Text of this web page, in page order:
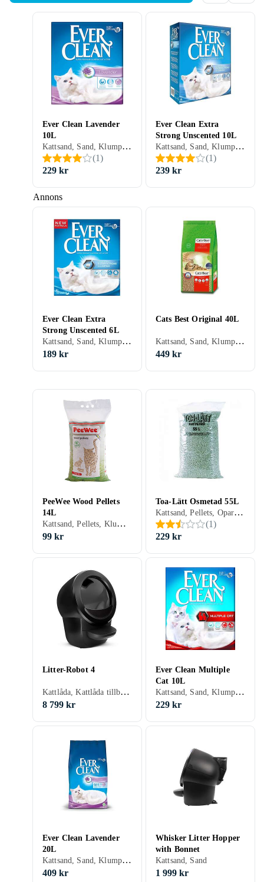
Annons
Ever Clean Lavender
10L
Kattsand, Sand, Klumpbildande, Oparfymerad, Parfymerad, 10 liter
(1)
229 kr
Ever Clean Extra
Strong Unscented 10L
Kattsand, Sand, Klumpbildande, Oparfymerad, 10 liter
(1)
239 kr
Ever Clean Extra
Strong Unscented 6L
Kattsand, Sand, Klumpbildande, Oparfymerad, Parfymerad, 6 liter
189 kr
Cats Best Original 40L
Kattsand, Sand, Klumpbildande, Oparfymerad, 40 liter
449 kr
PeeWee Wood Pellets
14L
Kattsand, Pellets, Klumpfri, Oparfymerad, 14 liter
99 kr
Toa-Lätt Osmetad 55L
Kattsand, Pellets, Oparfymerad, 55 liter
(1)
229 kr
Litter-Robot 4
Kattlåda, Kattlåda tillbehör
8 799 kr
Ever Clean Multiple
Cat 10L
Kattsand, Sand, Klumpbildande, Parfymerad, 10 liter
229 kr
Ever Clean Lavender
20L
Kattsand, Sand, Klumpbildande, Parfymerad, 20 liter
409 kr
Whisker Litter Hopper
with Bonnet
Kattsand, Sand
1 999 kr